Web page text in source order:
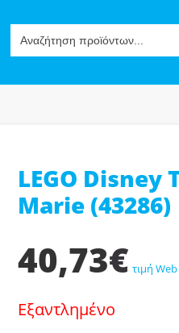
for:
LEGO
Marie (43286)
40,73€ τιμή Web
Εξαντλημένο